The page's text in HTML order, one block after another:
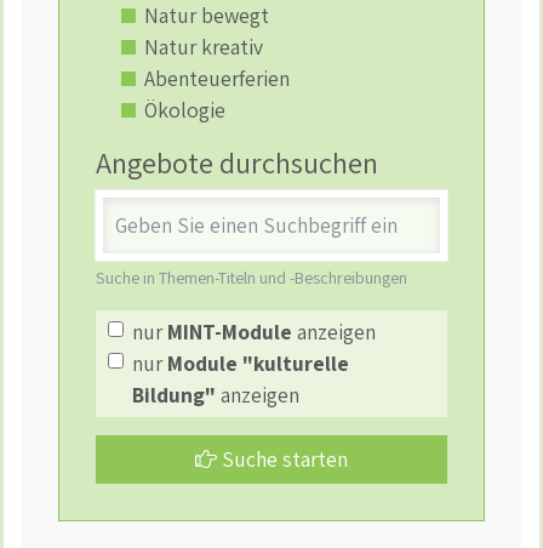
Natur bewegt
Natur kreativ
Abenteuerferien
Ökologie
Angebote durchsuchen
Stichwort
Suche in Themen-Titeln und -Beschreibungen
nurMINT-Module anzeigen
nurModule "kulturelle
Bildung" anzeigen
Suche starten